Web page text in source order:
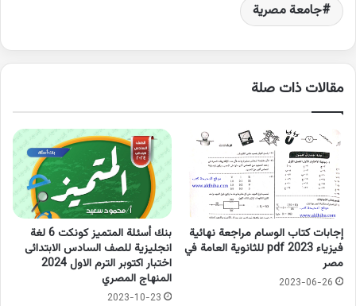
جامعة مصرية
مقالات ذات صلة
إجابات كتاب الوسام مراجعة نهائية
فيزياء 2023 pdf للثانوية العامة في
مصر
2023-06-26
بنك أسئلة المتميز كونكت 6 لغة
انجليزية للصف السادس الابتدائى
اختبار اكتوبر الترم الاول 2024
المنهاج المصري
2023-10-23